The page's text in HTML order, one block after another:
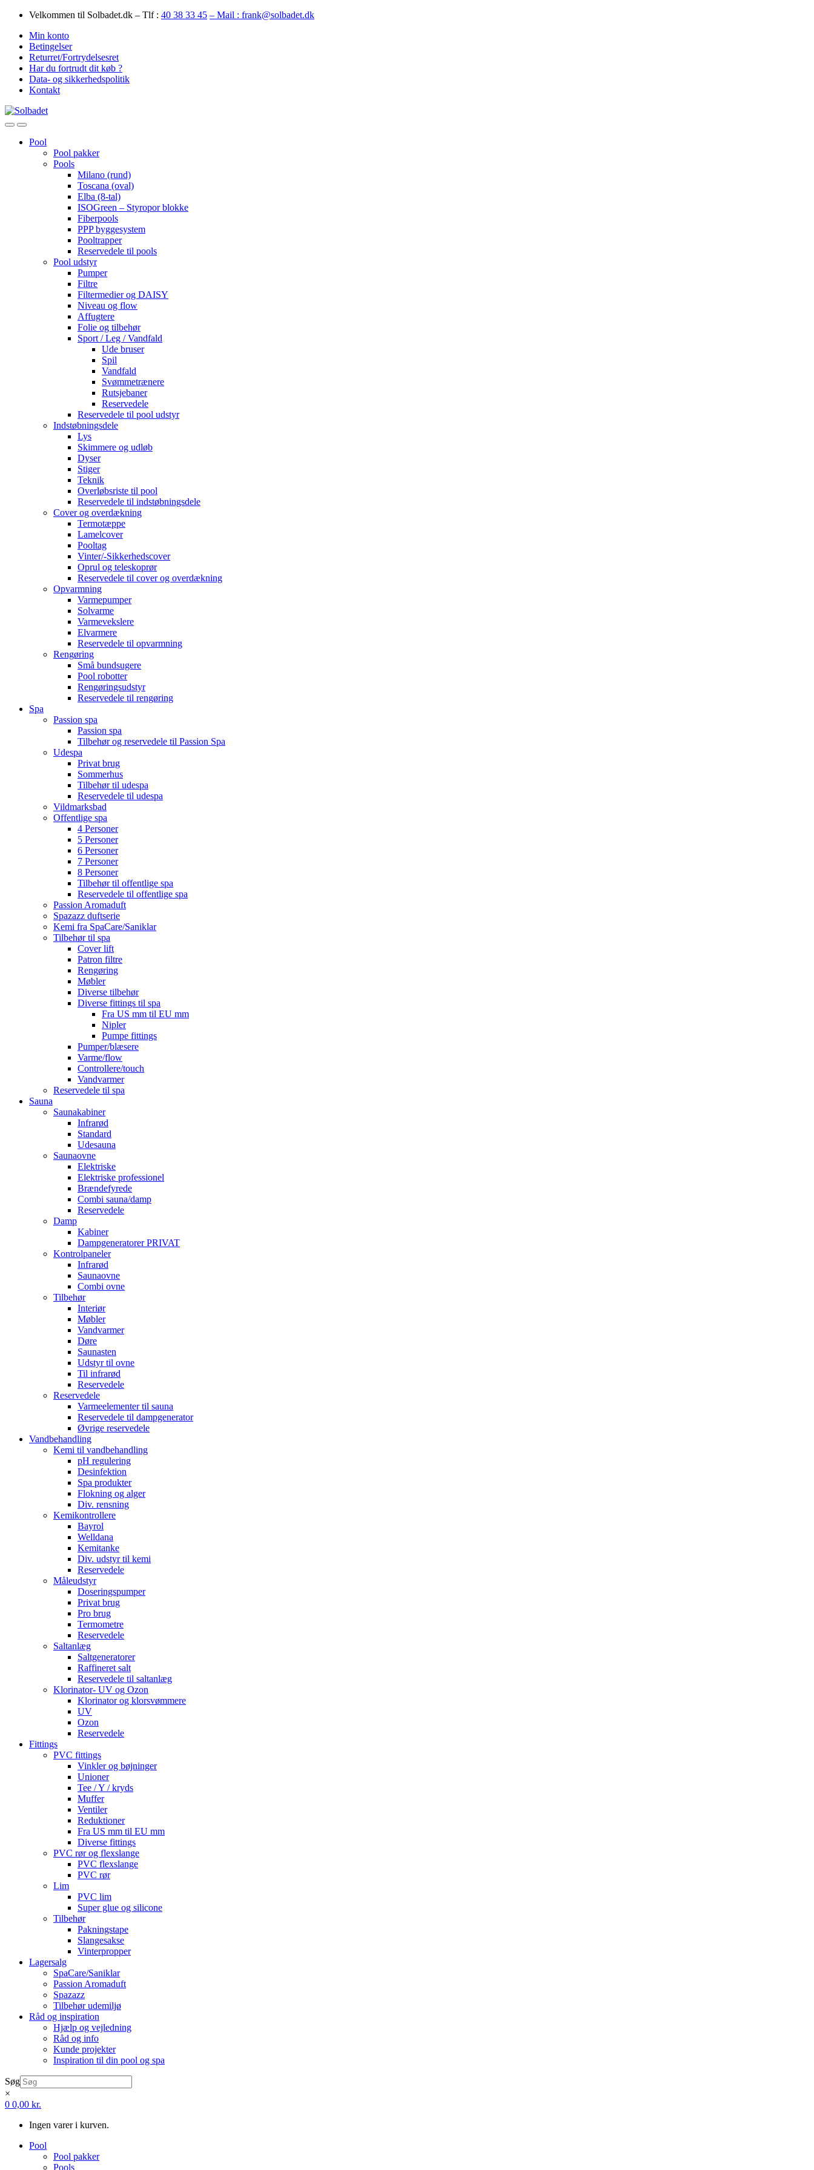
Skip
navigation
Skip
content
Velkommen til Solbadet.dk – Tlf : 40 38 33 45 – Mail : frank@solbadet.dk
Min konto
Betingelser
Returret/Fortrydelsesret
Har du fortrudt dit køb ?
Data- og sikkerhedspolitik
Kontakt
OpenClose
Pool
Pool pakker
Pools
Milano (rund)
Toscana (oval)
Elba (8-tal)
ISOGreen – Styropor blokke
Fiberpools
PPP byggesystem
Pooltrapper
Reservedele til pools
Pool udstyr
Pumper
Filtre
Filtermedier og DAISY
Niveau og flow
Affugtere
Folie og tilbehør
Sport / Leg / Vandfald
Ude bruser
Spil
Vandfald
Svømmetrænere
Rutsjebaner
Reservedele
Reservedele til pool udstyr
Indstøbningsdele
Lys
Skimmere og udløb
Dyser
Stiger
Teknik
Overløbsriste til pool
Reservedele til indstøbningsdele
Cover og overdækning
Termotæppe
Lamelcover
Pooltag
Vinter/-Sikkerhedscover
Oprul og teleskoprør
Reservedele til cover og overdækning
Opvarmning
Varmepumper
Solvarme
Varmevekslere
Elvarmere
Reservedele til opvarmning
Rengøring
Små bundsugere
Pool robotter
Rengøringsudstyr
Reservedele til rengøring
Spa
Passion spa
Passion spa
Tilbehør og reservedele til Passion Spa
Udespa
Privat brug
Sommerhus
Tilbehør til udespa
Reservedele til udespa
Vildmarksbad
Offentlige spa
4 Personer
5 Personer
6 Personer
7 Personer
8 Personer
Tilbehør til offentlige spa
Reservedele til offentlige spa
Passion Aromaduft
Spazazz duftserie
Kemi fra SpaCare/Saniklar
Tilbehør til spa
Cover lift
Patron filtre
Rengøring
Møbler
Diverse tilbehør
Diverse fittings til spa
Fra US mm til EU mm
Nipler
Pumpe fittings
Pumper/blæsere
Varme/flow
Controllere/touch
Vandvarmer
Reservedele til spa
Sauna
Saunakabiner
Infrarød
Standard
Udesauna
Saunaovne
Elektriske
Elektriske professionel
Brændefyrede
Combi sauna/damp
Reservedele
Damp
Kabiner
Dampgeneratorer PRIVAT
Kontrolpaneler
Infrarød
Saunaovne
Combi ovne
Tilbehør
Interiør
Møbler
Vandvarmer
Døre
Saunasten
Udstyr til ovne
Til infrarød
Reservedele
Reservedele
Varmeelementer til sauna
Reservedele til dampgenerator
Øvrige reservedele
Vandbehandling
Kemi til vandbehandling
pH regulering
Desinfektion
Spa produkter
Flokning og alger
Div. rensning
Kemikontrollere
Bayrol
Welldana
Kemitanke
Div. udstyr til kemi
Reservedele
Måleudstyr
Doseringspumper
Privat brug
Pro brug
Termometre
Reservedele
Saltanlæg
Saltgeneratorer
Raffineret salt
Reservedele til saltanlæg
Klorinator- UV og Ozon
Klorinator og klorsvømmere
UV
Ozon
Reservedele
Fittings
PVC fittings
Vinkler og bøjninger
Unioner
Tee / Y / kryds
Muffer
Ventiler
Reduktioner
Fra US mm til EU mm
Diverse fittings
PVC rør og flexslange
PVC flexslange
PVC rør
Lim
PVC lim
Super glue og silicone
Tilbehør
Pakningstape
Slangesakse
Vinterpropper
Lagersalg
SpaCare/Saniklar
Passion Aromaduft
Spazazz
Tilbehør udemiljø
Råd og inspiration
Hjælp og vejledning
Råd og info
Kunde projekter
Inspiration til din pool og spa
Søg
×
0 0,00 kr.
Ingen varer i kurven.
Pool
Pool pakker
Pools